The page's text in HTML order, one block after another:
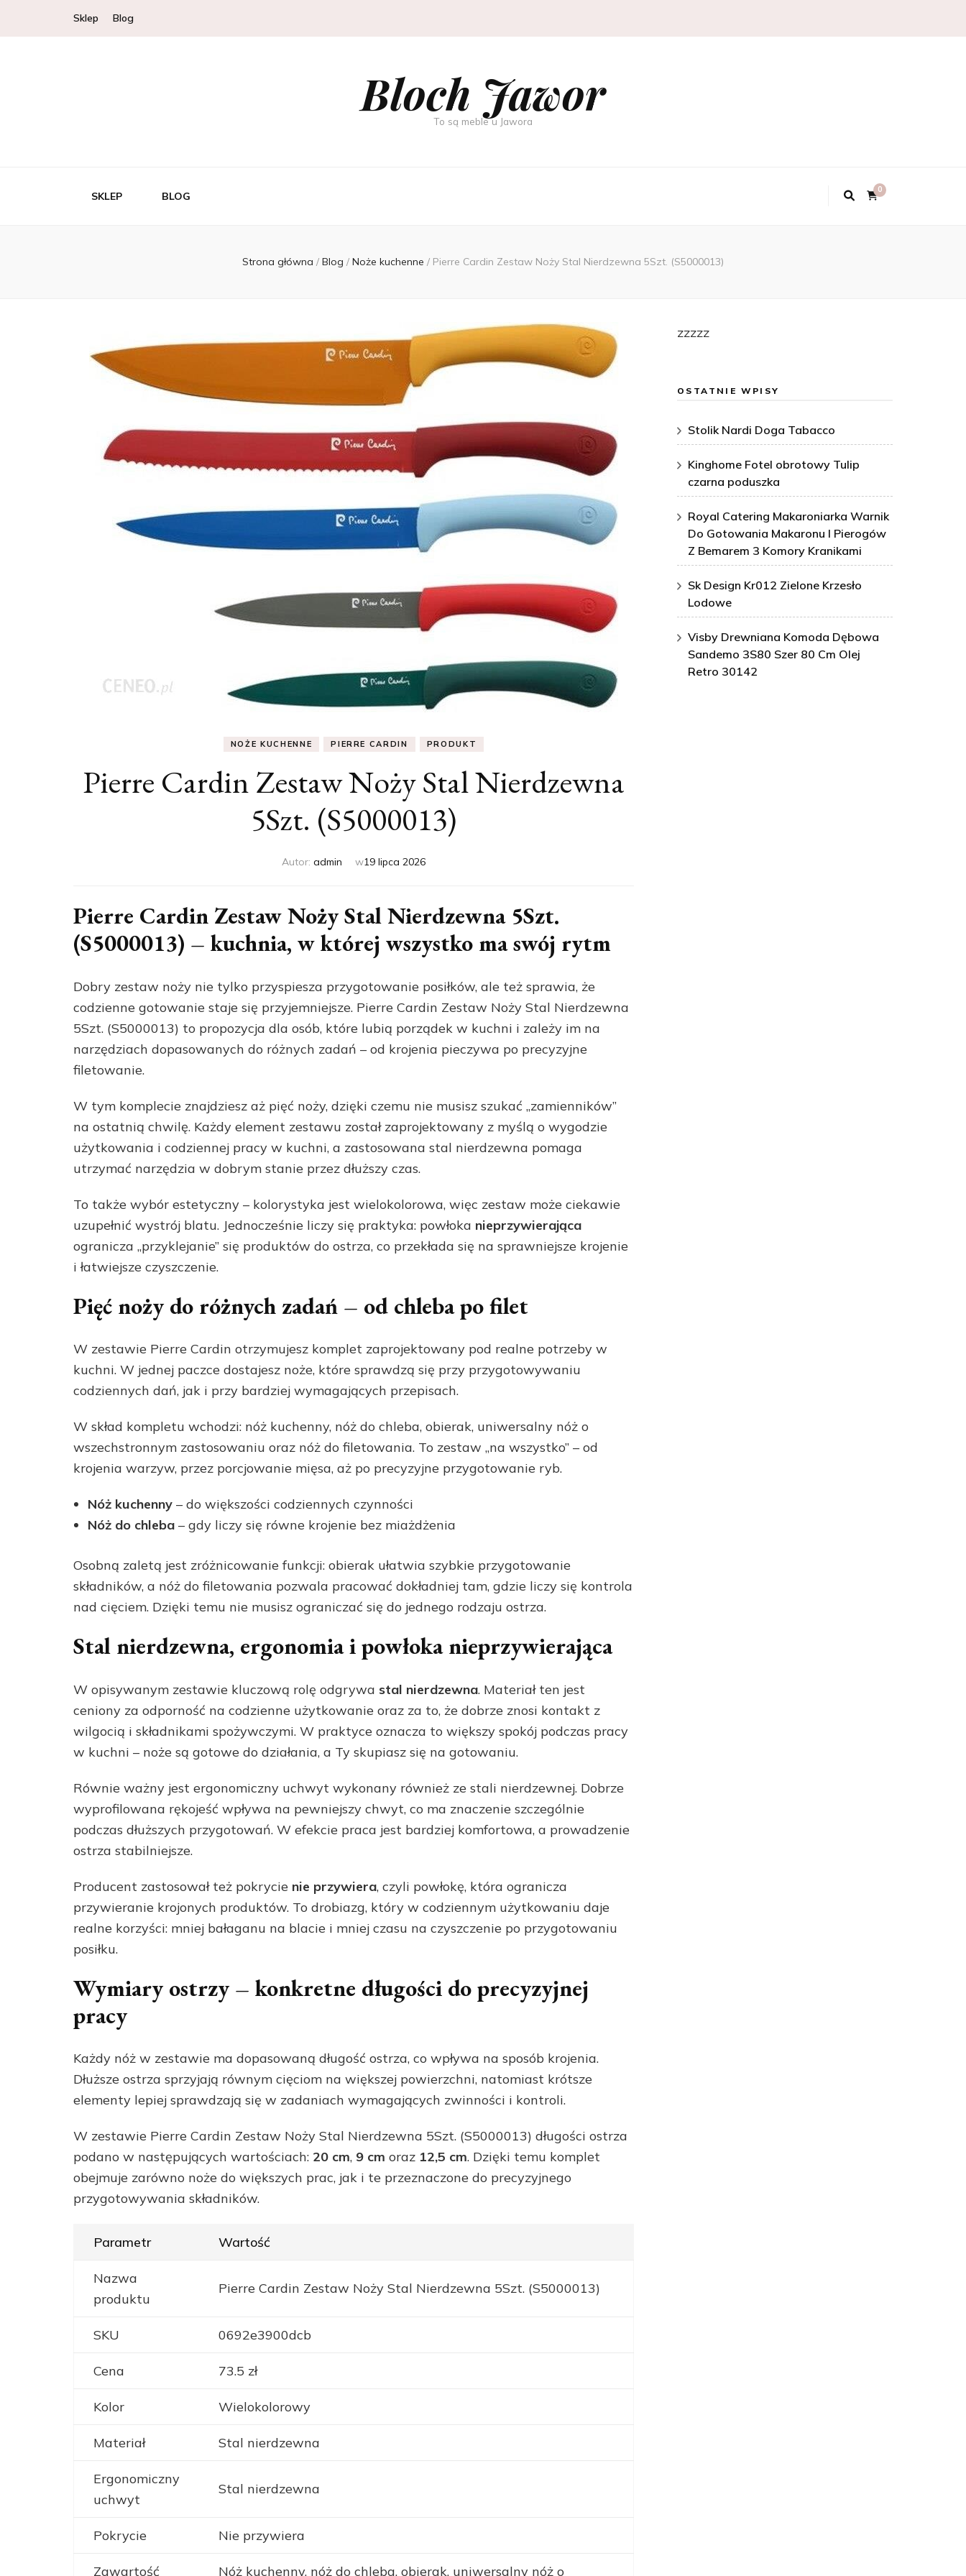
Sklep Blog
Bloch Jawor
To są meble u Jawora
SKLEP BLOG
0
Strona główna / Blog / Noże kuchenne / Pierre Cardin Zestaw Noży Stal Nierdzewna 5Szt. (S5000013)
NOŻE KUCHENNE PIERRE CARDIN PRODUKT
Pierre Cardin Zestaw Noży Stal Nierdzewna
5Szt. (S5000013)
Autor: admin w19 lipca 2026
Pierre Cardin Zestaw Noży Stal Nierdzewna 5Szt.
(S5000013) – kuchnia, w której wszystko ma swój rytm
Dobry zestaw noży nie tylko przyspiesza przygotowanie posiłków, ale też sprawia, że
codzienne gotowanie staje się przyjemniejsze. Pierre Cardin Zestaw Noży Stal Nierdzewna
5Szt. (S5000013) to propozycja dla osób, które lubią porządek w kuchni i zależy im na
narzędziach dopasowanych do różnych zadań – od krojenia pieczywa po precyzyjne
filetowanie.
W tym komplecie znajdziesz aż pięć noży, dzięki czemu nie musisz szukać „zamienników”
na ostatnią chwilę. Każdy element zestawu został zaprojektowany z myślą o wygodzie
użytkowania i codziennej pracy w kuchni, a zastosowana stal nierdzewna pomaga
utrzymać narzędzia w dobrym stanie przez dłuższy czas.
To także wybór estetyczny – kolorystyka jest wielokolorowa, więc zestaw może ciekawie
uzupełnić wystrój blatu. Jednocześnie liczy się praktyka: powłoka nieprzywierająca
ogranicza „przyklejanie” się produktów do ostrza, co przekłada się na sprawniejsze krojenie
i łatwiejsze czyszczenie.
Pięć noży do różnych zadań – od chleba po filet
W zestawie Pierre Cardin otrzymujesz komplet zaprojektowany pod realne potrzeby w
kuchni. W jednej paczce dostajesz noże, które sprawdzą się przy przygotowywaniu
codziennych dań, jak i przy bardziej wymagających przepisach.
W skład kompletu wchodzi: nóż kuchenny, nóż do chleba, obierak, uniwersalny nóż o
wszechstronnym zastosowaniu oraz nóż do filetowania. To zestaw „na wszystko” – od
krojenia warzyw, przez porcjowanie mięsa, aż po precyzyjne przygotowanie ryb.
Nóż kuchenny – do większości codziennych czynności
Nóż do chleba – gdy liczy się równe krojenie bez miażdżenia
Osobną zaletą jest zróżnicowanie funkcji: obierak ułatwia szybkie przygotowanie
składników, a nóż do filetowania pozwala pracować dokładniej tam, gdzie liczy się kontrola
nad cięciem. Dzięki temu nie musisz ograniczać się do jednego rodzaju ostrza.
Stal nierdzewna, ergonomia i powłoka nieprzywierająca
W opisywanym zestawie kluczową rolę odgrywa stal nierdzewna. Materiał ten jest
ceniony za odporność na codzienne użytkowanie oraz za to, że dobrze znosi kontakt z
wilgocią i składnikami spożywczymi. W praktyce oznacza to większy spokój podczas pracy
w kuchni – noże są gotowe do działania, a Ty skupiasz się na gotowaniu.
Równie ważny jest ergonomiczny uchwyt wykonany również ze stali nierdzewnej. Dobrze
wyprofilowana rękojeść wpływa na pewniejszy chwyt, co ma znaczenie szczególnie
podczas dłuższych przygotowań. W efekcie praca jest bardziej komfortowa, a prowadzenie
ostrza stabilniejsze.
Producent zastosował też pokrycie nie przywiera, czyli powłokę, która ogranicza
przywieranie krojonych produktów. To drobiazg, który w codziennym użytkowaniu daje
realne korzyści: mniej bałaganu na blacie i mniej czasu na czyszczenie po przygotowaniu
posiłku.
Wymiary ostrzy – konkretne długości do precyzyjnej
pracy
Każdy nóż w zestawie ma dopasowaną długość ostrza, co wpływa na sposób krojenia.
Dłuższe ostrza sprzyjają równym cięciom na większej powierzchni, natomiast krótsze
elementy lepiej sprawdzają się w zadaniach wymagających zwinności i kontroli.
W zestawie Pierre Cardin Zestaw Noży Stal Nierdzewna 5Szt. (S5000013) długości ostrza
podano w następujących wartościach: 20 cm, 9 cm oraz 12,5 cm. Dzięki temu komplet
obejmuje zarówno noże do większych prac, jak i te przeznaczone do precyzyjnego
przygotowywania składników.
Parametr Wartość
Nazwa
produktu
Pierre Cardin Zestaw Noży Stal Nierdzewna 5Szt. (S5000013)
SKU 0692e3900dcb
Cena 73.5 zł
Kolor Wielokolorowy
Materiał Stal nierdzewna
Ergonomiczny
uchwyt
Stal nierdzewna
Pokrycie Nie przywiera
Zawartość Nóż kuchenny, nóż do chleba, obierak, uniwersalny nóż o
zzzzz
OSTATNIE WPISY
Stolik Nardi Doga Tabacco
Kinghome Fotel obrotowy Tulip
czarna poduszka
Royal Catering Makaroniarka Warnik
Do Gotowania Makaronu I Pierogów
Z Bemarem 3 Komory Kranikami
Sk Design Kr012 Zielone Krzesło
Lodowe
Visby Drewniana Komoda Dębowa
Sandemo 3S80 Szer 80 Cm Olej
Retro 30142